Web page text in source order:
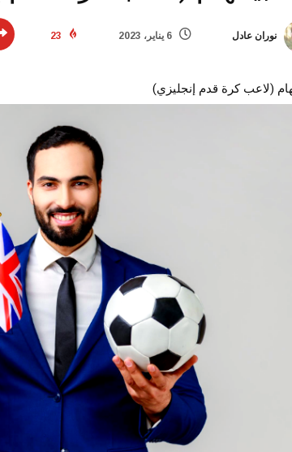
نوران عادل
(لاعب كرة قدم إنجليزي)